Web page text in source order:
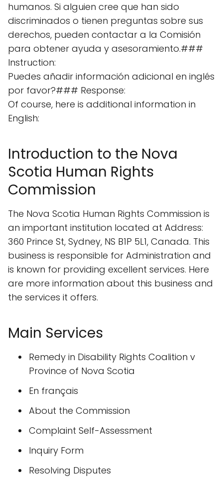
humanos. Si alguien cree que han sido
discriminados o tienen preguntas sobre sus
derechos, pueden contactar a la Comisión
para obtener ayuda y asesoramiento.###
Instruction:
Puedes añadir información adicional en inglés
por favor?### Response:
Of course, here is additional information in
English:
Introduction to the Nova
Scotia Human Rights
Commission
The Nova Scotia Human Rights Commission is
an important institution located at Address:
360 Prince St, Sydney, NS B1P 5L1, Canada. This
business is responsible for Administration and
is known for providing excellent services. Here
are more information about this business and
the services it offers.
Main Services
Remedy in Disability Rights Coalition v
Province of Nova Scotia
En français
About the Commission
Complaint Self-Assessment
Inquiry Form
Resolving Disputes